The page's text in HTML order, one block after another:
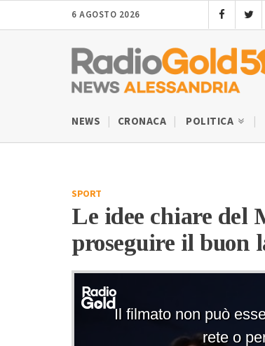
6 AGOSTO 2026
NEWS CRONACA POLITICA
SPORT
Le idee chiare del
proseguire il buon